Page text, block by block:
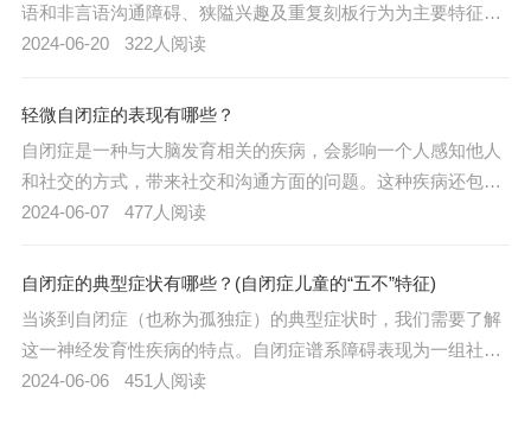
语和非言语沟通障碍、狭隘兴趣及重复刻板行为为主要特征的
神经发育性疾病。以下是2岁半自闭症儿童可能表现出的一些
2024-06-20 322人阅读
轻微自闭症的表现有哪些？
自闭症是一种与大脑发育相关的疾病，会影响一个人感知他人
和社交的方式，带来社交和沟通方面的问题。这种疾病还包括
有限和重复的行为模式，它包括自闭症、阿斯伯格综合征、儿
者的一些常见症状表现：
2024-06-07 477人阅读
自闭症的典型症状有哪些？(自闭症儿童的“五不”特征)
当谈到自闭症（也称为孤独症）的典型症状时，我们需要了解
这一神经发育性疾病的特点。自闭症谱系障碍表现为一组社交
交往障碍、言语和非言语沟通障碍、狭隘兴趣及重复刻板行
2024-06-06 451人阅读